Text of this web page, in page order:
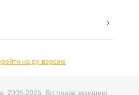
на ру-версию
2008-2026. Всі права захищені.